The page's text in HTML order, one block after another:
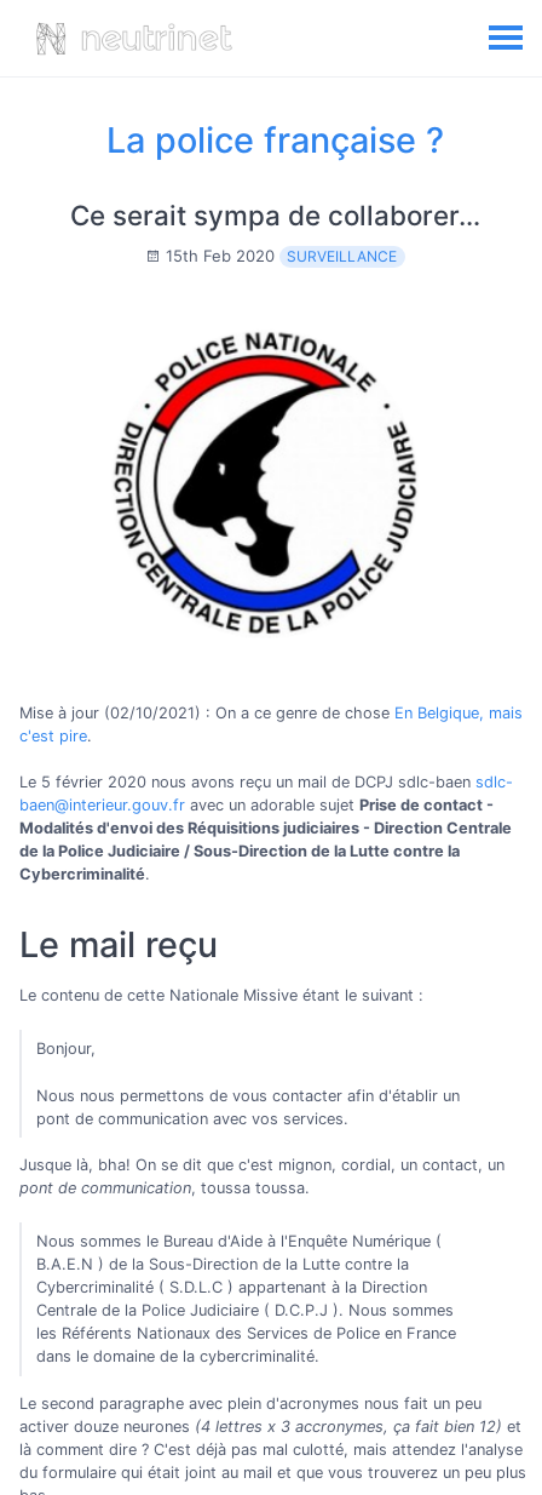
La police française ?
Ce serait sympa de collaborer…
15th Feb 2020 SURVEILLANCE
Mise à jour (02/10/2021) : On a ce genre de chose En Belgique, mais
c'est pire.
Le 5 février 2020 nous avons reçu un mail de DCPJ sdlc-baen sdlc-
baen@interieur.gouv.fr avec un adorable sujet Prise de contact -
Modalités d'envoi des Réquisitions judiciaires - Direction Centrale
de la Police Judiciaire / Sous-Direction de la Lutte contre la
Cybercriminalité.
Le mail reçu
Le contenu de cette Nationale Missive étant le suivant :
Bonjour,
Nous nous permettons de vous contacter afin d'établir un
pont de communication avec vos services.
Jusque là, bha! On se dit que c'est mignon, cordial, un contact, un
pont de communication, toussa toussa.
Nous sommes le Bureau d'Aide à l'Enquête Numérique (
B.A.E.N ) de la Sous-Direction de la Lutte contre la
Cybercriminalité ( S.D.L.C ) appartenant à la Direction
Centrale de la Police Judiciaire ( D.C.P.J ). Nous sommes
les Référents Nationaux des Services de Police en France
dans le domaine de la cybercriminalité.
Le second paragraphe avec plein d'acronymes nous fait un peu
activer douze neurones (4 lettres x 3 accronymes, ça fait bien 12) et
là comment dire ? C'est déjà pas mal culotté, mais attendez l'analyse
du formulaire qui était joint au mail et que vous trouverez un peu plus